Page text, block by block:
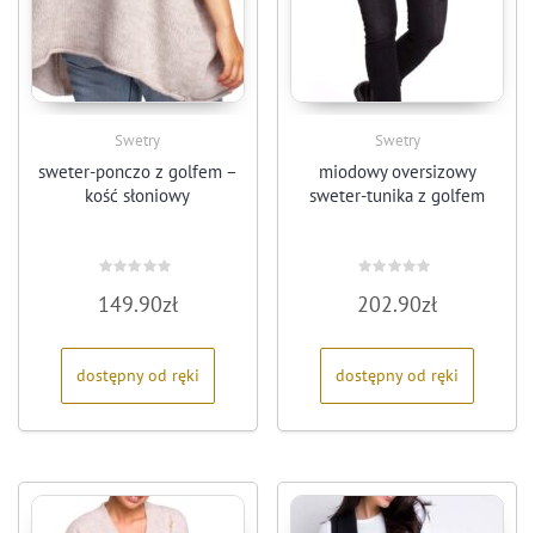
Swetry
sweter-ponczo z golfem –
kość słoniowy
0
na
149.90zł
dostępny od ręki
Swetry
miodowy oversizowy
sweter-tunika z golfem
0
na
202.90zł
dostępny od ręki